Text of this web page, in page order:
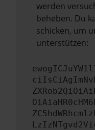
werden
beheben. Du
schicken, um
unterstützen: